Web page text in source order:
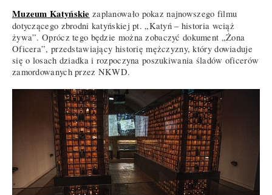
Muzeum Katyńskie zaplanowało pokaz najnowszego filmu
dotyczącego zbrodni katyńskiej pt. „Katyń – historia wciąż
żywa”. Oprócz tego będzie można zobaczyć dokument „Żona
Oficera”, przedstawiający historię mężczyzny, który dowiaduje
się o losach dziadka i rozpoczyna poszukiwania śladów oficerów
zamordowanych przez NKWD.